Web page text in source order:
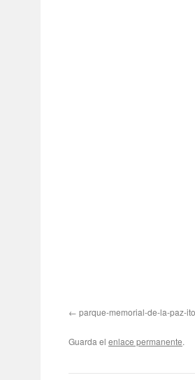
parque-memorial-de-la-paz-
Guarda el enlace permanente.